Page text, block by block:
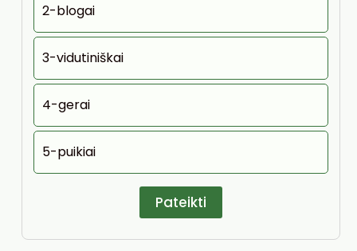
2-blogai
3-vidutiniškai
4-gerai
5-puikiai